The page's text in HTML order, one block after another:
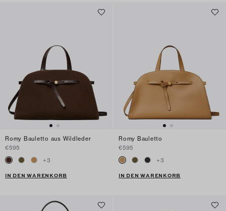
Romy Bauletto aus Wildleder
€595
+3
IN DEN WARENKORB
Romy Bauletto
€595
+3
IN DEN WARENKORB